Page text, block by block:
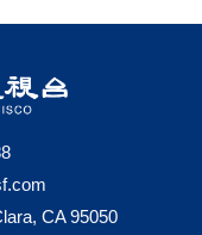
CA 95050